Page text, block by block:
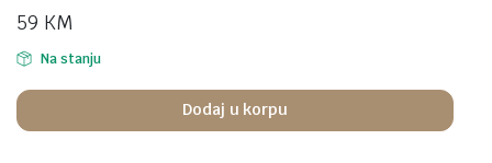
59 KM
Na stanju
Dodaj u korpu